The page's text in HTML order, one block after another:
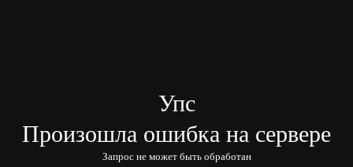
Упс
Произошла ошибка на сервере
Запрос не может быть обработан